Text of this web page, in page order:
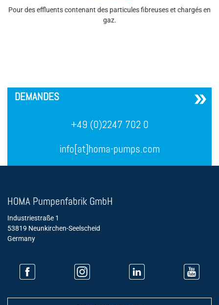
Pour des effluents contenant des particules fibreuses et chargés en
gaz.
DEMANDES
+49 (0)2247 702 0
info[at]homa-pumps.com
HOMA Pumpenfabrik GmbH
Industriestraße 1
53819 Neunkirchen-Seelscheid
Germany